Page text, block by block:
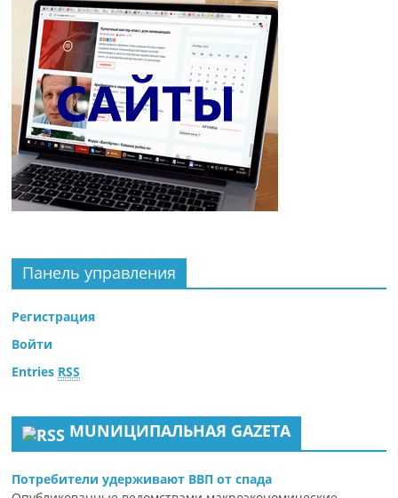
Панель управления
Регистрация
Войти
Entries RSS
MUNИЦИПАЛЬНАЯ GAZЕТА
Потребители удерживают ВВП от спада